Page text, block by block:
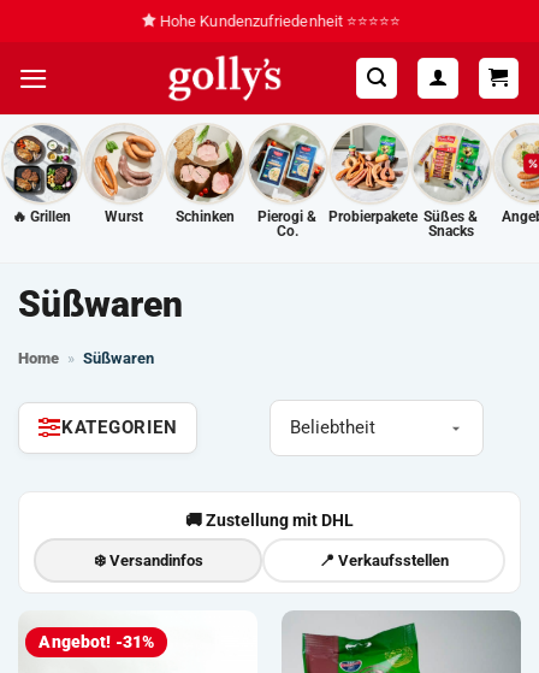
springen
FEUER FREI! 🔥 Grillspezialitäten für den Sommer
🔥 Grillen Wurst Schinken
Pierogi &
Co.
Probierpakete Süßes &
Snacks
Süßwaren
Home » Süßwaren
KATEGORIEN
📦 Nachhaltige Kühlverpackung
🚚 Zustellung mit DHL
❄️ Versandinfos 📍 Verkaufsstellen
Angebot! -31%